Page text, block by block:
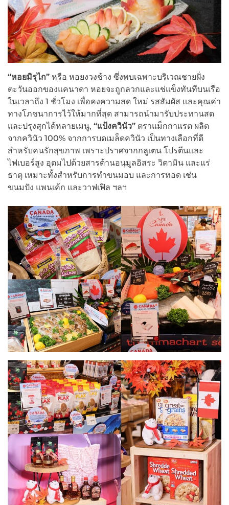
“หอยมิรุไก” หรือ หอยงวงช้าง ซึ่งพบเฉพาะบริเวณชายฝั่ง
ตะวันออกของแคนาดา หอยจะถูกลวกและแช่แข็งทันทีบนเรือ
ในเวลาถึง 1 ชั่วโมง เพื่อคงความสด ใหม่ รสสัมผัส และคุณค่า
ทางโภชนาการไว้ให้มากที่สุด สามารถนำมารับประทานสด
และปรุงสุกได้หลายเมนู, “แป้งควินัว” ตราแม็กกาแรต ผลิต
จากควินัว 100% จากการบดเมล็ดควินัว เป็นทางเลือกที่ดี
สำหรับคนรักสุขภาพ เพราะปราศจากกลูเตน โปรตีนและ
ไฟเบอร์สูง อุดมไปด้วยสารต้านอนุมูลอิสระ วิตามิน และแร่
ธาตุ เหมาะทั้งสำหรับการทำขนมอบ และการทอด เช่น
ขนมปัง แพนเค้ก และวาฟเฟิล ฯลฯ